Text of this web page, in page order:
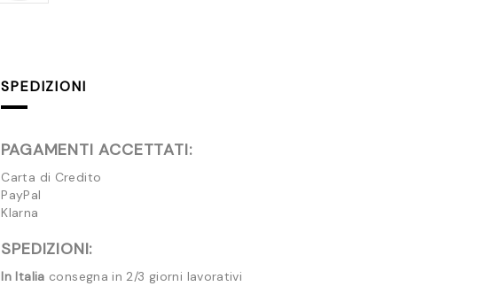
SPEDIZIONI
PAGAMENTI ACCETTATI:
Carta di Credito
PayPal
Klarna
SPEDIZIONI:
In Italia consegna in 2/3 giorni lavorativi